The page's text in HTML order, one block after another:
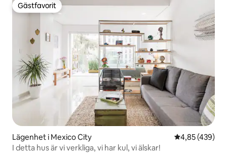
Gästfavorit
Gästfavorit
Lägenhet i Mexico City 4,85 av 5 i
4,85 (439)
I detta hus är vi verkliga, vi har kul, vi älskar!